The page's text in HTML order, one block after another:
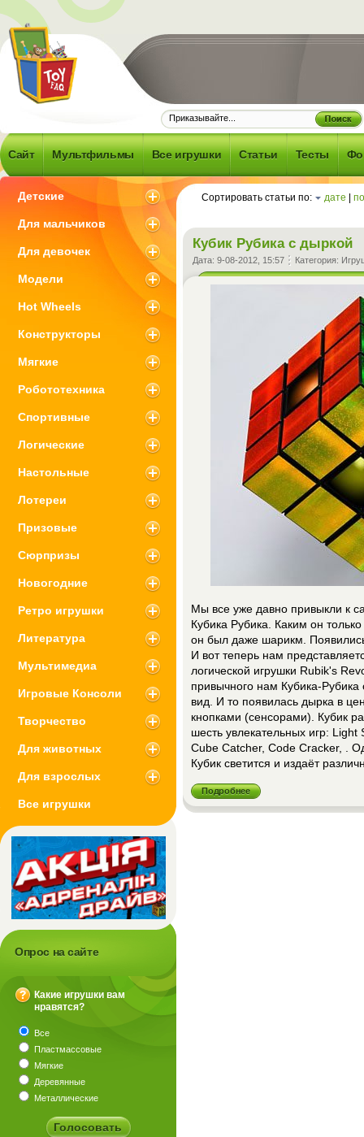
Question -
игрушках и
с ними
Сайт Мультфильмы Все игрушки Статьи Тесты
Сортировать статьи по: дате
Кубик Рубика с дыркой
Дата: 9-08-2012, 15:57 Категория:
Мы все уже давно привыкли к
Кубика Рубика. Каким он
он был даже шарикм.
И вот теперь нам
логической игрушки Rubik's
привычного нам Кубика-
вид. И то появилась дырка в
кнопками (сенсорами). Кубик
шесть увлекательных игр:
Cube Catcher, Code Cracker, .
Кубик светится и издаёт
Подробнее
Детские
Для мальчиков
Для девочек
Модели
Hot Wheels
Конструкторы
Мягкие
Робототехника
Спортивные
Логические
Настольные
Лотереи
Призовые
Сюрпризы
Новогодние
Ретро игрушки
Литература
Мультимедиа
Игровые Консоли
Творчество
Для животных
Для взрослых
Все игрушки
Опрос на сайте
Какие игрушки вам
нравятся?
Все
Пластмассовые
Мягкие
Деревянные
Металлические